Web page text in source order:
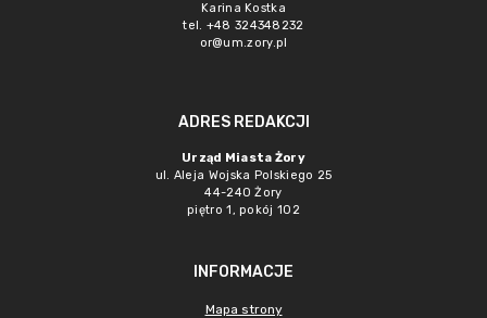
Karina Kostka
tel. +48 324348232
or@um.zory.pl
ADRES REDAKCJI
Urząd Miasta Żory
ul. Aleja Wojska Polskiego 25
44-240 Żory
piętro 1, pokój 102
INFORMACJE
Mapa strony